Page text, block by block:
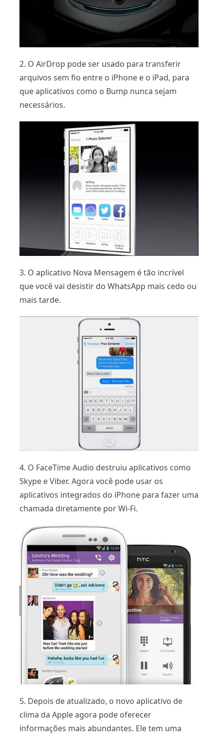
2. O AirDrop pode ser usado para transferir
arquivos sem fio entre o iPhone e o iPad, para
que aplicativos como o Bump nunca sejam
necessários.
3. O aplicativo Nova Mensagem é tão incrível
que você vai desistir do WhatsApp mais cedo ou
mais tarde.
4. O FaceTime Audio destruiu aplicativos como
Skype e Viber. Agora você pode usar os
aplicativos integrados do iPhone para fazer uma
chamada diretamente por Wi-Fi.
5. Depois de atualizado, o novo aplicativo de
clima da Apple agora pode oferecer
informações mais abundantes. Ele tem uma